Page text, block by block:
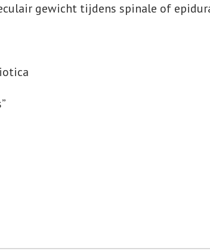
gewicht tijdens spinale of